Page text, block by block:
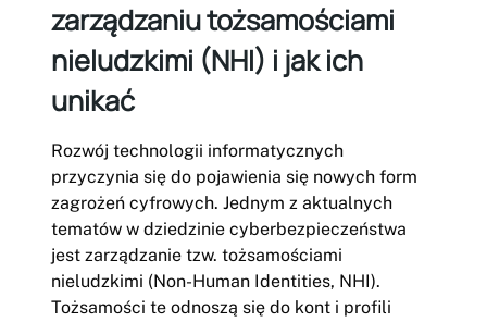
zarządzaniu tożsamościami
nieludzkimi (NHI) i jak ich
unikać
Rozwój technologii informatycznych
przyczynia się do pojawienia się nowych form
zagrożeń cyfrowych. Jednym z aktualnych
tematów w dziedzinie cyberbezpieczeństwa
jest zarządzanie tzw. tożsamościami
nieludzkimi (Non-Human Identities, NHI).
Tożsamości te odnoszą się do kont i profili